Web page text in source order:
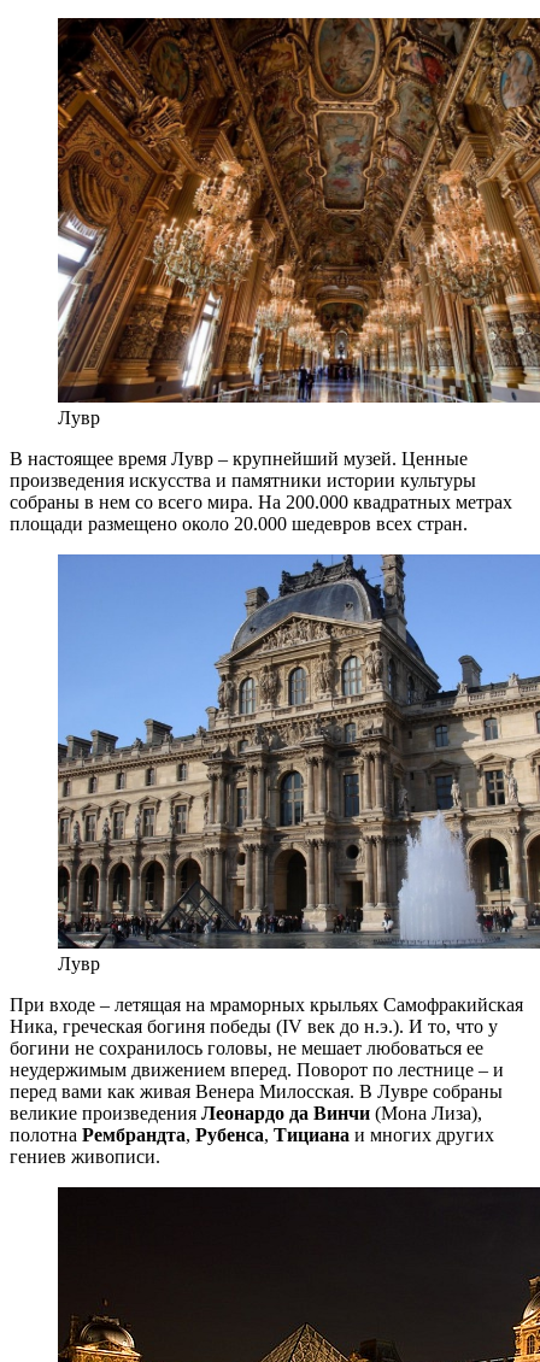
Лувр
В настоящее время Лувр – крупнейший музей. Ценные
произведения искусства и памятники истории культуры
собраны в нем со всего мира. На 200.000 квадратных метрах
площади размещено около 20.000 шедевров всех стран.
Лувр
При входе – летящая на мраморных крыльях Самофракийская
Ника, греческая богиня победы (IV век до н.э.). И то, что у
богини не сохранилось головы, не мешает любоваться ее
неудержимым движением вперед. Поворот по лестнице – и
перед вами как живая Венера Милосская. В Лувре собраны
великие произведения Леонардо да Винчи (Мона Лиза),
полотна Рембрандта, Рубенса, Тициана и многих других
гениев живописи.